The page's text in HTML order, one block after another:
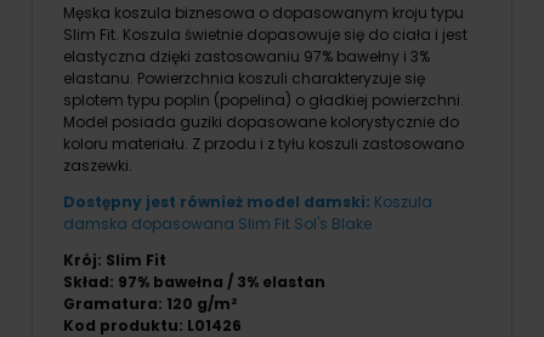
Męska koszula biznesowa o dopasowanym kroju typu
Slim Fit. Koszula świetnie dopasowuje się do ciała i jest
elastyczna dzięki zastosowaniu 97% bawełny i 3%
elastanu. Powierzchnia koszuli charakteryzuje się
splotem typu poplin (popelina) o gładkiej powierzchni.
Model posiada guziki dopasowane kolorystycznie do
koloru materiału. Z przodu i z tyłu koszuli zastosowano
zaszewki.
Dostępny jest również model damski: Koszula
damska dopasowana Slim Fit Sol's Blake
Krój: Slim Fit
Skład: 97% bawełna / 3% elastan
Gramatura: 120 g/m²
Kod produktu: L01426